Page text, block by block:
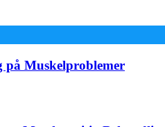
på Muskelproblemer